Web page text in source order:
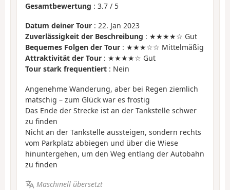
Gesamtbewertung : 3.7 / 5
Datum deiner Tour : 22. Jan 2023
Zuverlässigkeit der Beschreibung : ★★★★☆ Gut
Bequemes Folgen der Tour : ★★★☆☆ Mittelmäßig
Attraktivität der Tour : ★★★★☆ Gut
Tour stark frequentiert : Nein
Angenehme Wanderung, aber bei Regen ziemlich
matschig – zum Glück war es frostig
Das Ende der Strecke ist an der Tankstelle schwer
zu finden
Nicht an der Tankstelle aussteigen, sondern rechts
vom Parkplatz abbiegen und über die Wiese
hinuntergehen, um den Weg entlang der Autobahn
zu finden
Maschinell übersetzt